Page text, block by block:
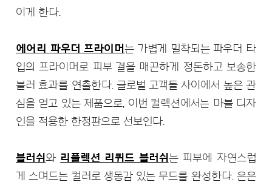
이게 한다.
에어리 파우더 프라이머는 가볍게 밀착되는 파우더 타
입의 프라이머로 피부 결을 매끈하게 정돈하고 보송한
블러 효과를 연출한다. 글로벌 고객들 사이에서 높은 관
심을 얻고 있는 제품으로, 이번 컬렉션에서는 마블 디자
인을 적용한 한정판으로 선보인다.
블러쉬와 리플렉션 리퀴드 블러쉬는 피부에 자연스럽
게 스며드는 컬러로 생동감 있는 무드를 완성한다. 은은